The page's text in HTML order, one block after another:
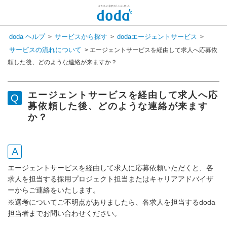
doda ヘルプ > サービスから探す > dodaエージェントサービス >
サービスの流れについて > エージェントサービスを経由して求人へ応募依
頼した後、どのような連絡が来ますか？
エージェントサービスを経由して求人へ応
募依頼した後、どのような連絡が来ます
か？
エージェントサービスを経由して求人に応募依頼いただくと、各
求人を担当する採用プロジェクト担当またはキャリアアドバイザ
ーからご連絡をいたします。
※選考についてご不明点がありましたら、各求人を担当するdoda
担当者までお問い合わせください。